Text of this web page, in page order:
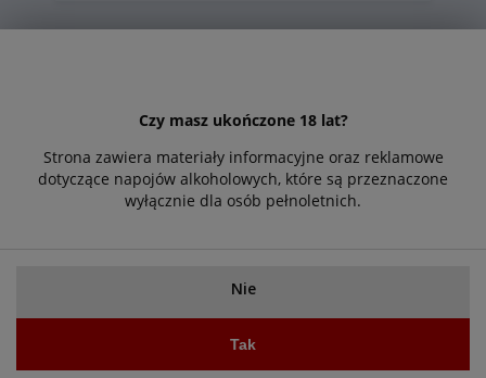
Czy masz ukończone 18 lat?
Strona zawiera materiały informacyjne oraz reklamowe
dotyczące napojów alkoholowych, które są przeznaczone
wyłącznie dla osób pełnoletnich.
Nie
Tak